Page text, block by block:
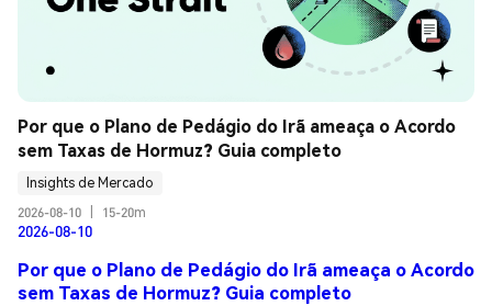
Por que o Plano de Pedágio do Irã ameaça o Acordo
sem Taxas de Hormuz? Guia completo
Insights de Mercado
2026-08-10
15-20m
2026-08-10
Por que o Plano de Pedágio do Irã ameaça o Acordo
sem Taxas de Hormuz? Guia completo